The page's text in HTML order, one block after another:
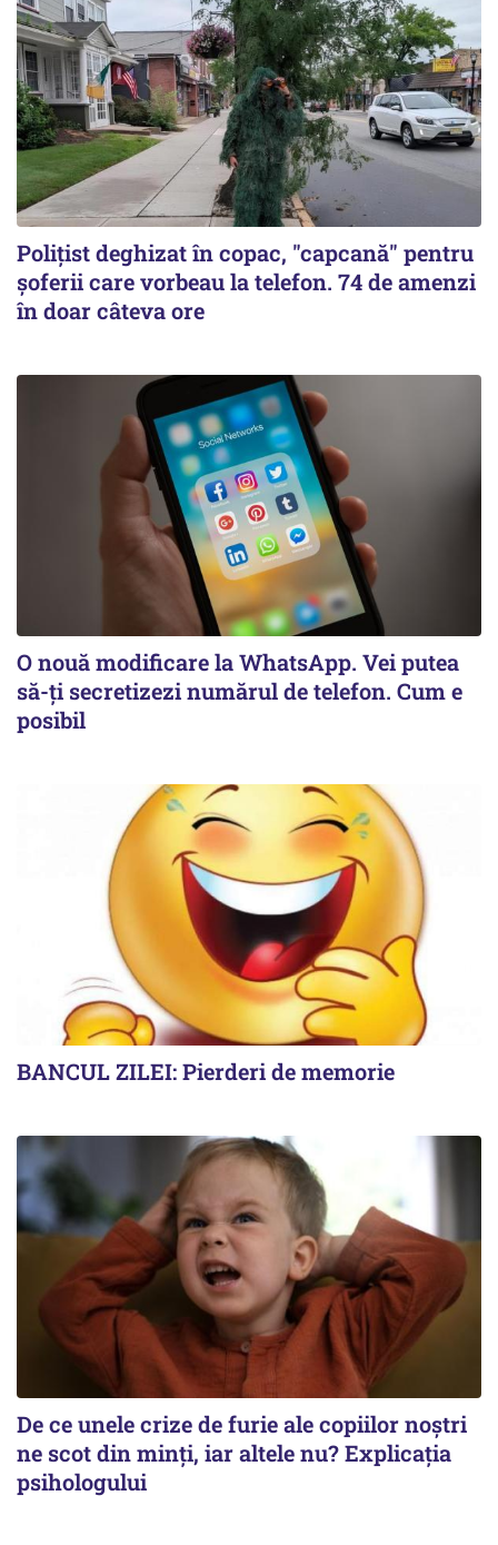
Polițist deghizat în copac, "capcană" pentru
șoferii care vorbeau la telefon. 74 de amenzi
în doar câteva ore
O nouă modificare la WhatsApp. Vei putea
să-ți secretizezi numărul de telefon. Cum e
posibil
BANCUL ZILEI: Pierderi de memorie
De ce unele crize de furie ale copiilor noștri
ne scot din minți, iar altele nu? Explicația
psihologului